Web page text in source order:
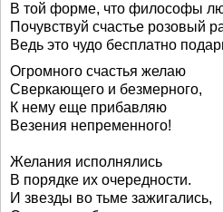
В той форме, что философы
Почувствуй счастье розовый
Ведь это чудо бесплатно
Огромного счастья желаю
Сверкающего и безмерного,
К нему еще прибавляю
Везения непременного!
Желания исполнялись
В порядке их очередности.
И звезды во тьме зажигались,